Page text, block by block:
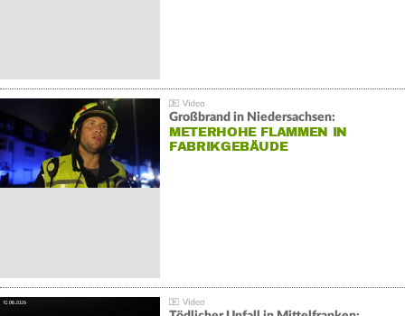
Großbrand in Niedersachsen:
METERHOHE FLAMMEN IN
FABRIKGEBÄUDE